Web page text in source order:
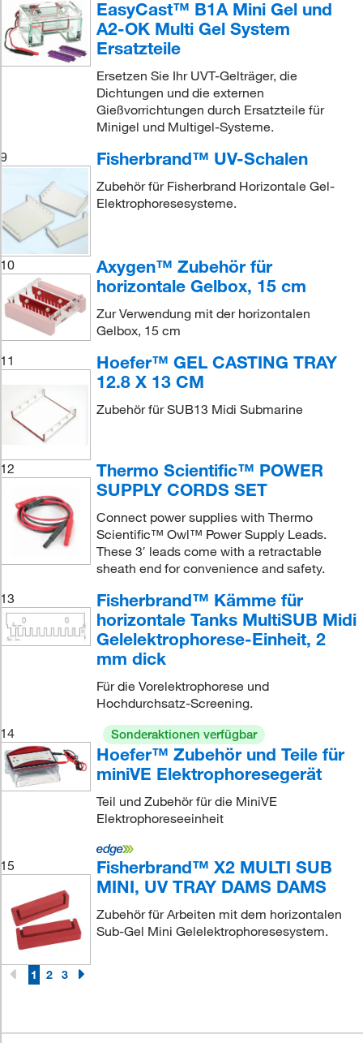
EasyCast™ B1A Mini Gel und
A2-OK Multi Gel System
Ersatzteile
Ersetzen Sie Ihr UVT-Gelträger, die
Dichtungen und die externen
Gießvorrichtungen durch Ersatzteile für
Minigel und Multigel-Systeme.
9
Fisherbrand™ UV-Schalen
Zubehör für Fisherbrand Horizontale Gel-
Elektrophoresesysteme.
10
Axygen™ Zubehör für
horizontale Gelbox, 15 cm
Zur Verwendung mit der horizontalen
Gelbox, 15 cm
11
Hoefer™ GEL CASTING TRAY
12.8 X 13 CM
Zubehör für SUB13 Midi Submarine
12
Thermo Scientific™ POWER
SUPPLY CORDS SET
Connect power supplies with Thermo
Scientific™ Owl™ Power Supply Leads.
These 3′ leads come with a retractable
sheath end for convenience and safety.
13
Fisherbrand™ Kämme für
horizontale Tanks MultiSUB Midi
Gelelektrophorese-Einheit, 2
mm dick
Für die Vorelektrophorese und
Hochdurchsatz-Screening.
14
Sonderaktionen verfügbar
Hoefer™ Zubehör und Teile für
miniVE Elektrophoresegerät
Teil und Zubehör für die MiniVE
Elektrophoreseeinheit
15
Fisherbrand™ X2 MULTI SUB
MINI, UV TRAY DAMS DAMS
Zubehör für Arbeiten mit dem horizontalen
Sub-Gel Mini Gelelektrophoresesystem.
1 2 3